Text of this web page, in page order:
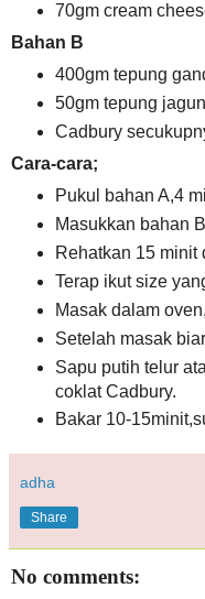
70gm cream
Bahan B
400gm tepung
50gm tepung
Cadbury
Cara-cara;
Pukul bahan A,4
Masukkan bahan
Rehatkan 15 minit
Terap ikut size
Masak dalam oven,
Setelah masak
Sapu putih telur
coklat Cadbury.
Bakar 10-
adha
Share
No comments: